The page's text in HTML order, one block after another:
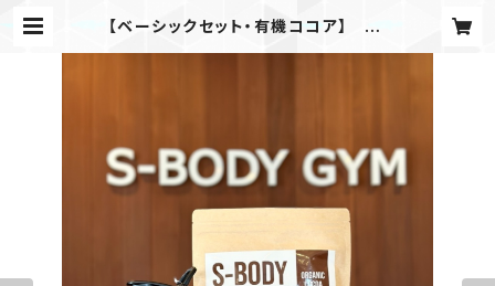
【ベーシックセット・有機ココア】 S-